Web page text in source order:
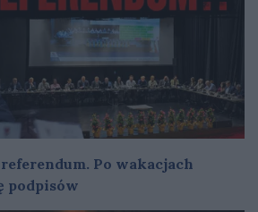
Po wakacjach
podpisów